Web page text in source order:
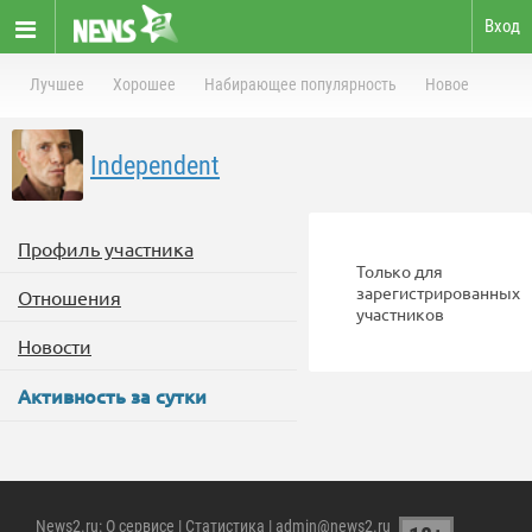
Вход
Лучшее Хорошее Набирающее популярность Новое
Independent
Профиль участника
Отношения
Новости
Активность за сутки
Только для
зарегистрированных
участников
News2.ru: О сервисе | Статистика | admin@news2.ru